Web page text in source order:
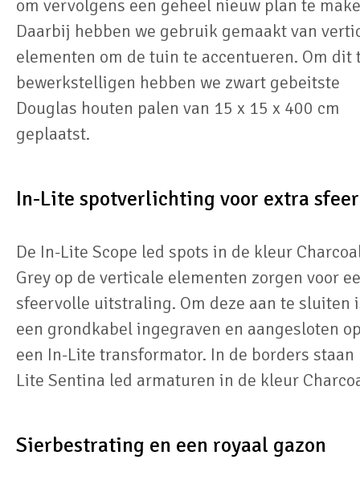
om vervolgens een geheel nieuw plan te
Daarbij hebben we gebruik gemaakt van
elementen om de tuin te accentueren. Om dit
bewerkstelligen hebben we zwart gebeitste
Douglas houten palen van 15 x 15 x 400 cm
geplaatst.
In-Lite spotverlichting voor extra sfeer
De In-Lite Scope led spots in de kleur
Grey op de verticale elementen zorgen voor
sfeervolle uitstraling. Om deze aan te sluiten
een grondkabel ingegraven en aangesloten
een In-Lite transformator. In de borders staan
Lite Sentina led armaturen in de kleur
Sierbestrating en een royaal gazon